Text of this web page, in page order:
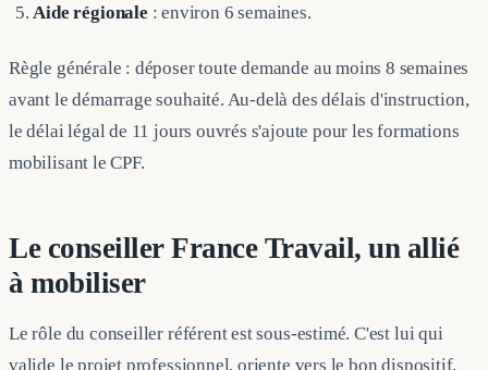
Aide régionale : environ 6 semaines.
Règle générale : déposer toute demande au moins 8 semaines
avant le démarrage souhaité. Au-delà des délais d'instruction,
le délai légal de 11 jours ouvrés s'ajoute pour les formations
mobilisant le CPF.
Le conseiller France Travail, un allié
à mobiliser
Le rôle du conseiller référent est sous-estimé. C'est lui qui
valide le projet professionnel, oriente vers le bon dispositif,